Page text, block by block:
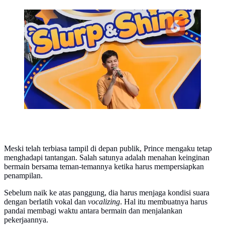
Begini cara Prince Poetiray melatih percaya diri agar
berani menunjukkan bakat di depan banyak orang.
(Foto: Aditya Eka Prawira/Liputan6.com)
Meski telah terbiasa tampil di depan publik, Prince mengaku tetap
menghadapi tantangan. Salah satunya adalah menahan keinginan
bermain bersama teman-temannya ketika harus mempersiapkan
penampilan.
Sebelum naik ke atas panggung, dia harus menjaga kondisi suara
dengan berlatih vokal dan vocalizing. Hal itu membuatnya harus
pandai membagi waktu antara bermain dan menjalankan
pekerjaannya.